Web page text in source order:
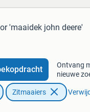
'maaidek john deere'
Ontvang
nieuwe
Zitmaaiers